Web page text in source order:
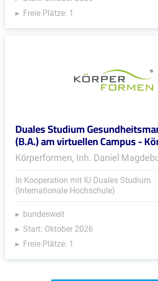
Freie Plätze: 1
Duales Studium
(B.A.) am virtuellen Campus -
Körperformen, Inh. Daniel
In Kooperation mit IU Duales Studium
(Internationale Hochschule)
bundesweit
Start: Oktober 2026
Freie Plätze: 1